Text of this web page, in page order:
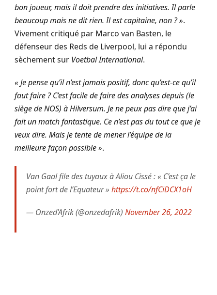
bon joueur, mais il doit prendre des initiatives. Il parle
beaucoup mais ne dit rien. Il est capitaine, non ? ».
Vivement critiqué par Marco van Basten, le
défenseur des Reds de Liverpool, lui a répondu
sèchement sur Voetbal International.
« Je pense qu’il n’est jamais positif, donc qu’est-ce qu’il
faut faire ? C’est facile de faire des analyses depuis (le
siège de NOS) à Hilversum. Je ne peux pas dire que j’ai
fait un match fantastique. Ce n’est pas du tout ce que je
veux dire. Mais je tente de mener l’équipe de la
meilleure façon possible ».
Van Gaal file des tuyaux à Aliou Cissé : « C’est ça le
point fort de l’Equateur » https://t.co/nfCiDCX1oH
— Onzed’Afrik (@onzedafrik) November 26, 2022